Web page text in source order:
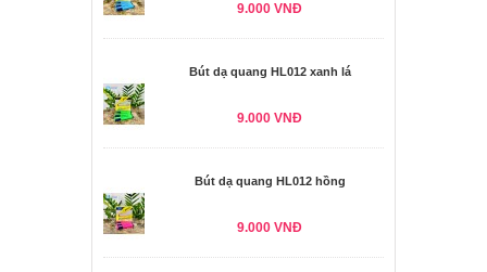
9.000 VNĐ
Bút dạ quang HL012 xanh lá
9.000 VNĐ
Bút dạ quang HL012 hồng
9.000 VNĐ